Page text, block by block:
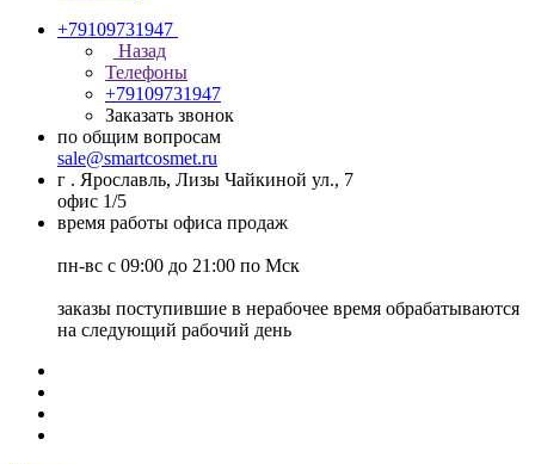
+79109731947
Назад
Телефоны
+79109731947
Заказать звонок
по общим вопросам
sale@smartcosmet.ru
г . Ярославль, Лизы Чайкиной ул., 7
офис 1/5
время работы офиса продаж
пн-вс с 09:00 до 21:00 по Мск
заказы поступившие в нерабочее время обрабатываются
на следующий рабочий день